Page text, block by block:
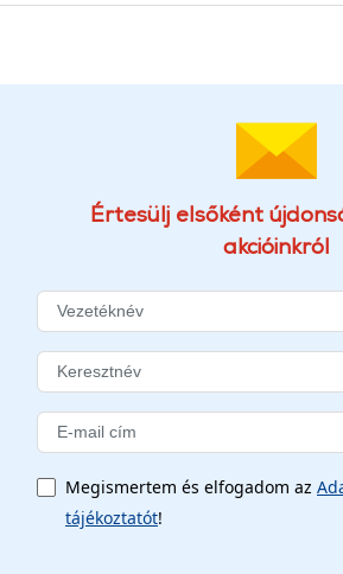
Értesülj elsőként
akcióinkról
Megismertem és elfogadom az
tájékoztatót!